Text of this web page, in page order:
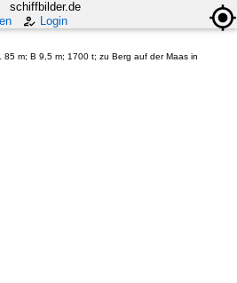
schiffbilder.de
Login
m; B 9,5 m; 1700 t; zu Berg auf der Maas in